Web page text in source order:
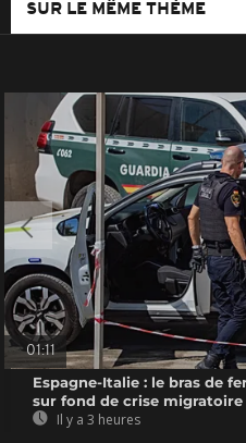
SUR LE MÊME THÈME
01:11
Espagne-Italie : le bras de
sur fond de crise migratoire
Il y a 3 heures